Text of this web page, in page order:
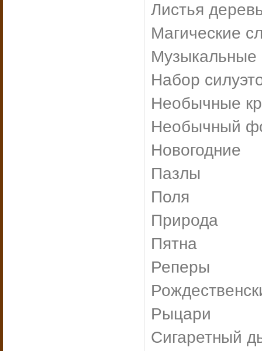
Листья
Магические
Музыкальные
Набор
Необычные
Необычный
Новогодние
Пазлы
Поля
Природа
Пятна
Реперы
Рыцари
Сигаретный